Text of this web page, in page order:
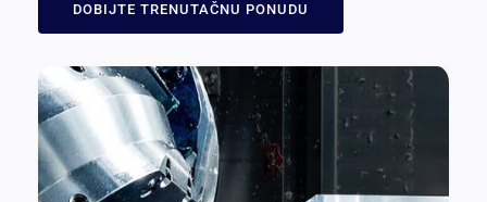
DOBIJTE TRENUTAČNU PONUDU